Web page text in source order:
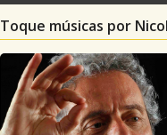
Toque músicas por